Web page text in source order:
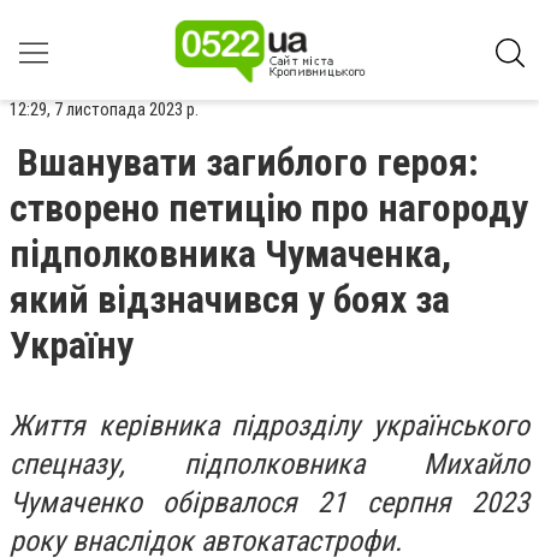
12:29, 7 листопада 2023 р.
Вшанувати загиблого героя:
створено петицію про нагороду
підполковника Чумаченка,
який відзначився у боях за
Україну
Життя керівника підрозділу українського
спецназу, підполковника Михайло
Чумаченко обірвалося 21 серпня 2023
року внаслідок автокатастрофи.